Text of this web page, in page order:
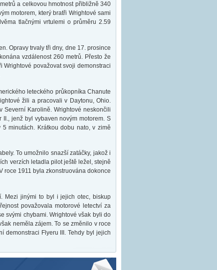
a celkovou hmotnost přibližně 340
motorem, který bratři Wrightové sami
tlačnými vrtulemi o průměru 2.59
Opravy trvaly tři dny, dne 17. prosince
vzdálenost 260 metrů. Přesto že
považovat svoji demonstraci
leteckého průkopníka Chanute
žili a pracovali v Daytonu, Ohio.
Severní Karolině. Wrightové neskončili
jenž byl vybaven novým motorem. S
minutách. Krátkou dobu nato, v zimě
To umožnilo snazší zatáčky, jakož i
verzích letadla pilot ještě ležel, stejně
roce 1911 byla zkonstruována dokonce
Mezi jinými to byl i jejich otec, biskup
považovala motorové letectví za
svými chybami. Wrightové však byli do
neměla zájem. To se změnilo v roce
demonstraci Flyeru III. Tehdy byl jejich